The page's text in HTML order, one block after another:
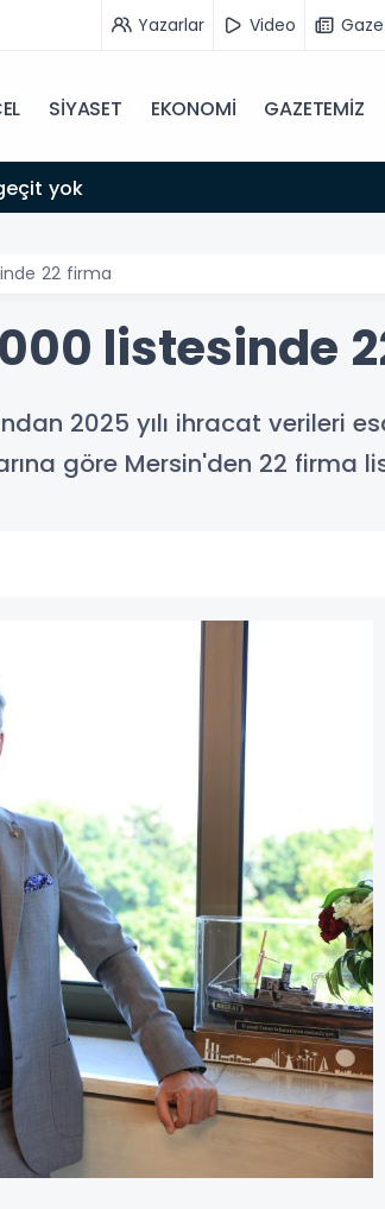
Yazarlar Video
SİYASET EKONOMİ GAZETEMİZ
yok
22 firma
listesinde
2025 yılı ihracat verileri
göre Mersin'den 22 firma